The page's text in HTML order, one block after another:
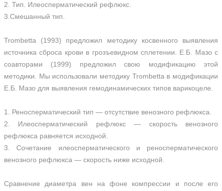
2. Тип. Илеосперматический рефлюкс.
3.Смешанный тип.
Trombetta (1993) предложил методику косвенного выявления
источника сброса крови в грозъевидном сплетении. Е.Б. Мазо с
соавторами (1999) предложил свою модификацию этой
методики. Мы использовали методику Trombetta в модификации
Е.Б. Мазо для выявления гемодинамических типов варикоцеле.
1. Реносперматический тип — отсутствие венозного рефлюкса.
2. Илеосперматический рефлюкс — скорость венозного
рефлюкса равняется исходной.
3. Сочетание илеосперматического и реносперматического
венозного рефлюкса — скорость ниже исходной.
Сравнение диаметра вен на фоне компрессии и после его